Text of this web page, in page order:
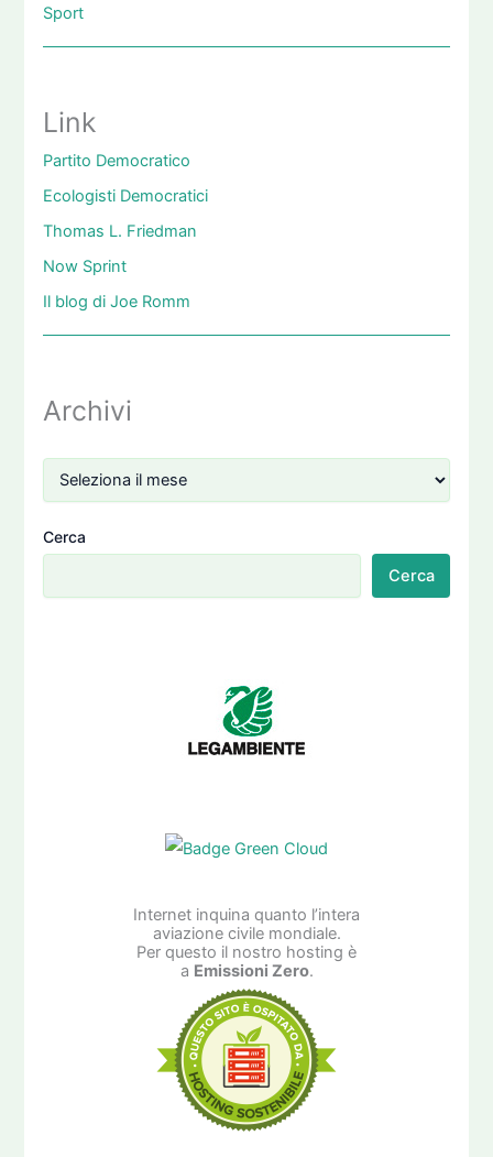
Sport
Link
Partito Democratico
Ecologisti Democratici
Thomas L. Friedman
Now Sprint
Il blog di Joe Romm
Archivi
Cerca
Cerca
Internet inquina quanto l’intera
aviazione civile mondiale.
Per questo il nostro hosting è
a Emissioni Zero.